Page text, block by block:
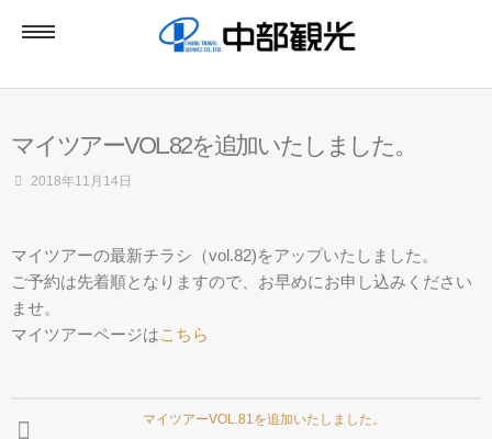
ホーム
貸切バス
マイツアー
マイツアーVOL.82を追加いたしました。
2018年11月14日
マイツアーの最新チラシ（vol.82)をアップいたしました。
ご予約は先着順となりますので、お早めにお申し込みください
ませ。
マイツアーページはこちら
マイツアーVOL.81を追加いたしました。